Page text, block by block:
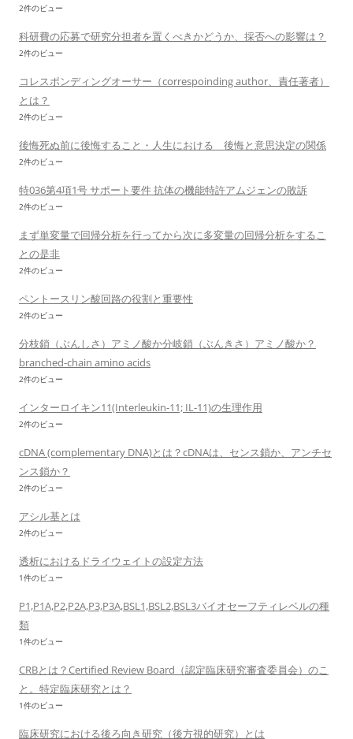
2件のビュー
科研費の応募で研究分担者を置くべきかどうか、採否への影響は？
2件のビュー
コレスポンディングオーサー（correspoinding author、責任著者）
とは？
2件のビュー
後悔死ぬ前に後悔すること・人生における 後悔と意思決定の関係
2件のビュー
特036第4項1号 サポート要件 抗体の機能特許アムジェンの敗訴
2件のビュー
まず単変量で回帰分析を行ってから次に多変量の回帰分析をするこ
との是非
2件のビュー
ペントースリン酸回路の役割と重要性
2件のビュー
分枝鎖（ぶんしさ）アミノ酸か分岐鎖（ぶんきさ）アミノ酸か？
branched-chain amino acids
2件のビュー
インターロイキン11(Interleukin-11; IL-11)の生理作用
2件のビュー
cDNA (complementary DNA)とは？cDNAは、センス鎖か、アンチセ
ンス鎖か？
2件のビュー
アシル基とは
2件のビュー
透析におけるドライウェイトの設定方法
1件のビュー
P1,P1A,P2,P2A,P3,P3A,BSL1,BSL2,BSL3バイオセーフティレベルの種
類
1件のビュー
CRBとは？Certified Review Board（認定臨床研究審査委員会）のこ
と。特定臨床研究とは？
1件のビュー
臨床研究における後ろ向き研究（後方視的研究）とは